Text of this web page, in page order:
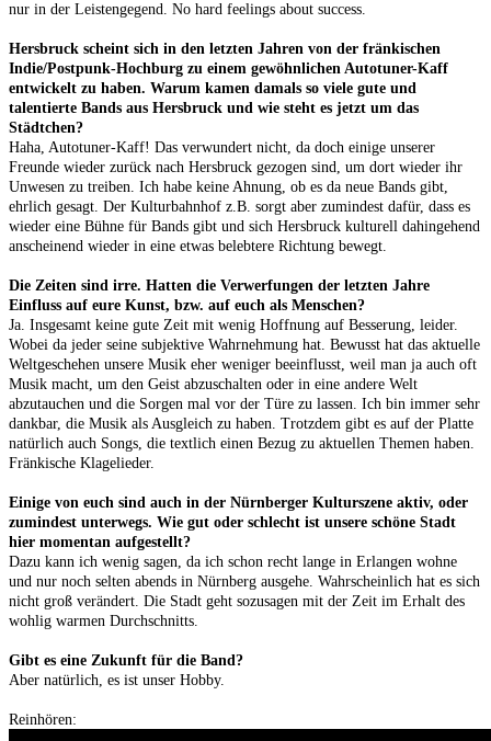
nur in der Leistengegend. No hard feelings about success.
Hersbruck scheint sich in den letzten Jahren von der fränkischen
Indie/Postpunk-Hochburg zu einem gewöhnlichen Autotuner-Kaff
entwickelt zu haben. Warum kamen damals so viele gute und
talentierte Bands aus Hersbruck und wie steht es jetzt um das
Städtchen?
Haha, Autotuner-Kaff! Das verwundert nicht, da doch einige unserer
Freunde wieder zurück nach Hersbruck gezogen sind, um dort wieder ihr
Unwesen zu treiben. Ich habe keine Ahnung, ob es da neue Bands gibt,
ehrlich gesagt. Der Kulturbahnhof z.B. sorgt aber zumindest dafür, dass es
wieder eine Bühne für Bands gibt und sich Hersbruck kulturell dahingehend
anscheinend wieder in eine etwas belebtere Richtung bewegt.
Die Zeiten sind irre. Hatten die Verwerfungen der letzten Jahre
Einfluss auf eure Kunst, bzw. auf euch als Menschen?
Ja. Insgesamt keine gute Zeit mit wenig Hoffnung auf Besserung, leider.
Wobei da jeder seine subjektive Wahrnehmung hat. Bewusst hat das aktuelle
Weltgeschehen unsere Musik eher weniger beeinflusst, weil man ja auch oft
Musik macht, um den Geist abzuschalten oder in eine andere Welt
abzutauchen und die Sorgen mal vor der Türe zu lassen. Ich bin immer sehr
dankbar, die Musik als Ausgleich zu haben. Trotzdem gibt es auf der Platte
natürlich auch Songs, die textlich einen Bezug zu aktuellen Themen haben.
Fränkische Klagelieder.
Einige von euch sind auch in der Nürnberger Kulturszene aktiv, oder
zumindest unterwegs. Wie gut oder schlecht ist unsere schöne Stadt
hier momentan aufgestellt?
Dazu kann ich wenig sagen, da ich schon recht lange in Erlangen wohne
und nur noch selten abends in Nürnberg ausgehe. Wahrscheinlich hat es sich
nicht groß verändert. Die Stadt geht sozusagen mit der Zeit im Erhalt des
wohlig warmen Durchschnitts.
Gibt es eine Zukunft für die Band?
Aber natürlich, es ist unser Hobby.
Reinhören: